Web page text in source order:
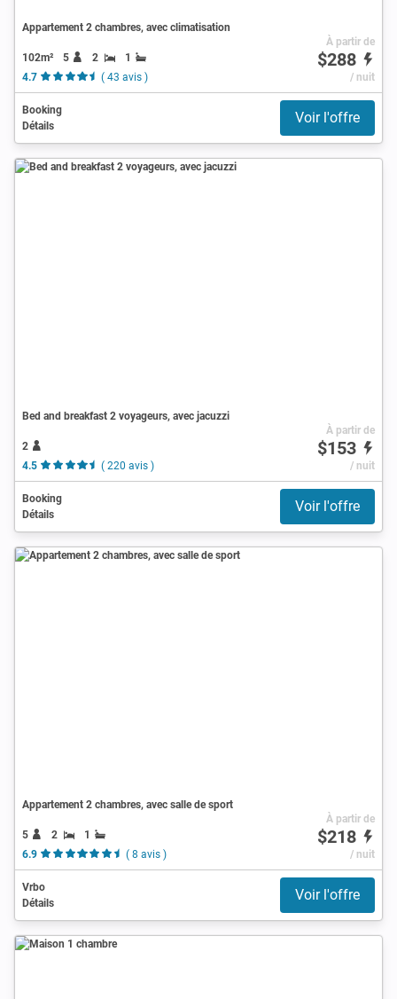
Appartement 2 chambres, avec climatisation
102m² 5 2
1
4.7
( 43 avis )
À partir de
$288
/ nuit
Booking
Détails
Voir l'offre
Bed and breakfast 2 voyageurs, avec jacuzzi
2
4.5
( 220 avis )
À partir de
$153
/ nuit
Booking
Détails
Voir l'offre
Appartement 2 chambres, avec salle de sport
5 2
1
6.9
( 8 avis )
À partir de
$218
/ nuit
Vrbo
Détails
Voir l'offre